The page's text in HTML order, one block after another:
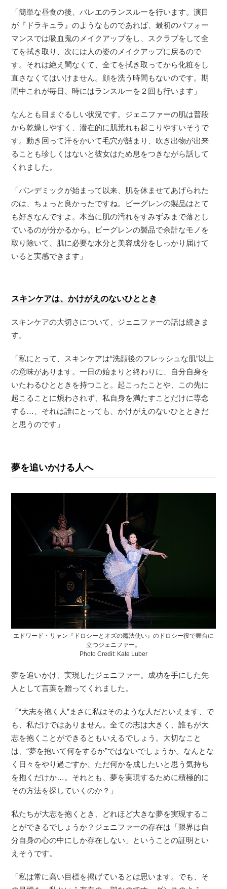
「簡単な昼食の後、バレエのランスルーを行います。演目
が『ドラキュラ』のようなものであれば、最初のパフォー
マンスでは吸血鬼のメイクアップをし、スクラブをして全
てを拭き取り、次には人の姿のメイクアップに戻るので
す。それは絶え間なくて、全てを拭き取ってから化粧をし
直さなくてはいけません。顔を洗う時間もないのです。期
間中これが毎日、時にはランスルーを２回も行います」
なんとも目まぐるしい状況です。ジェニファーの肌は普段
から乾燥しやすく、潜在的に肌荒れも起こりやすいそうで
す。動き回って汗をかいて毛穴が詰まり、吹き出物が出来
ることも珍しくはないと彼女はため息をつきながら話して
くれました。
「パンデミックが始まって以来、肌を休ませてあげられた
のは、ちょっと良かったですね。ビーグレンの製品はとて
も好きなんですよ。本当に肌の汚れをすみずみまで落とし
ているのが分かるから。ビーグレンの製品で余計なモノを
取り除いて、肌に必要な⽔分と美容成分をしっかり届けて
いると実感できます」
スキンケアは、かけがえのないひととき
スキンケアの大切さについて、ジェニファーの話は続きま
す。
「私にとって、スキンケアは“洗顔後のフレッシュな肌”以上
の意味があります。一日の始まりと終わりに、自分自身を
いたわるひとときを持つこと。起こったことや、この先に
起こることに煩わされず、私自身を満たすことだけに専念
する…、それは誰にとっても、かけがえのないひとときだ
と思うのです」
夢を追いかける人へ
エドワード・リャン『ドロシーとオズの魔法使い』のドロシー役で舞台に
立つジェニファー。
Photo Credit: Kate Luber
夢を追いかけ、実現したジェニファー。成功を手にした先
人として言葉を贈ってくれました。
「“大志を抱く人”まさに私はそのような人だといえます、で
も、私だけではありません。全ての志は大きく、誰もが大
志を抱くことができるともいえるでしょう。大切なこと
は、“夢を抱いて何をするか”ではないでしょうか。なんとな
く日々をやり過ごすか、ただ何かを成したいと思う気持ち
を抱くだけか…。それとも、夢を実現するために積極的に
その方法を探していくのか？」
私たちが大志を抱くとき、どれほど大きな夢を実現するこ
とができるでしょうか？ジェニファーの存在は「限界は自
分自身の心の中にしか存在しない」ということの証明とい
えそうです。
「私は常に高い目標を掲げているとは思います。でも、そ